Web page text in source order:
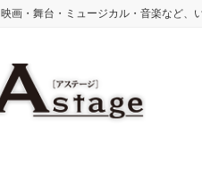
映画・舞台・ミュージカル・音楽など、